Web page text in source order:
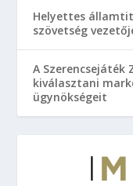
Helyettes
szövetség
A
kiválasztani
ügynökségeit